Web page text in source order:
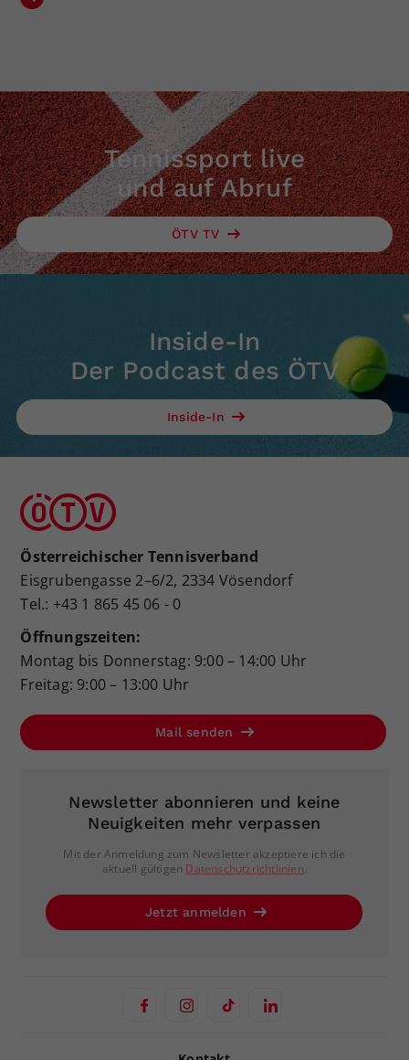
Tennissport live
und auf Abruf
ÖTV TV
Inside-In
Der Podcast des ÖTV
Inside-In
Österreichischer Tennisverband
Eisgrubengasse 2–6/2, 2334 Vösendorf
Tel.: +43 1 865 45 06 - 0
Öffnungszeiten:
Montag bis Donnerstag: 9:00 – 14:00 Uhr
Freitag: 9:00 – 13:00 Uhr
Mail senden
Newsletter abonnieren und keine
Neuigkeiten mehr verpassen
Mit der Anmeldung zum Newsletter akzeptiere ich die
aktuell gültigen Datenschutzrichtlinien.
Jetzt anmelden